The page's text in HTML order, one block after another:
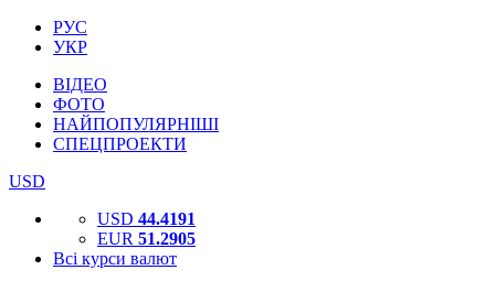
РУС
УКР
ВІДЕО
ФОТО
НАЙПОПУЛЯРНІШІ
СПЕЦПРОЕКТИ
USD
USD 44.4191
EUR 51.2905
Всі курси валют